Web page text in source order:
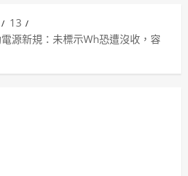
13
源新規：未標示Wh恐遭沒收，容